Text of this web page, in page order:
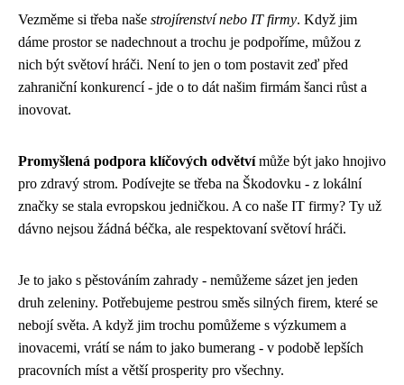
Vezměme si třeba naše strojírenství nebo IT firmy. Když jim
dáme prostor se nadechnout a trochu je podpoříme, můžou z
nich být světoví hráči. Není to jen o tom postavit zeď před
zahraniční konkurencí - jde o to dát našim firmám šanci růst a
inovovat.
Promyšlená podpora klíčových odvětvímůže být jako hnojivo
pro zdravý strom. Podívejte se třeba na Škodovku - z lokální
značky se stala evropskou jedničkou. A co naše IT firmy? Ty už
dávno nejsou žádná béčka, ale respektovaní světoví hráči.
Je to jako s pěstováním zahrady - nemůžeme sázet jen jeden
druh zeleniny. Potřebujeme pestrou směs silných firem, které se
nebojí světa. A když jim trochu pomůžeme s výzkumem a
inovacemi, vrátí se nám to jako bumerang - v podobě lepších
pracovních míst a větší prosperity pro všechny.